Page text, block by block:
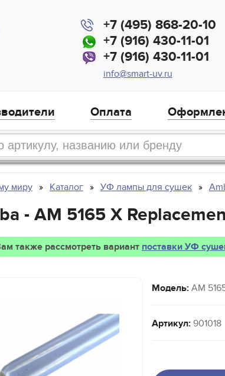
+7 (495) 868-20-10
+7 (916) 430-11-01
+7 (916) 430-11-01
info@smart-uv.ru
Оплата
миру Каталог УФ лампы для сушек
- AM 5165 X
также рассмотреть вариант поставки УФ
Модель: AM
Артикул: 901018